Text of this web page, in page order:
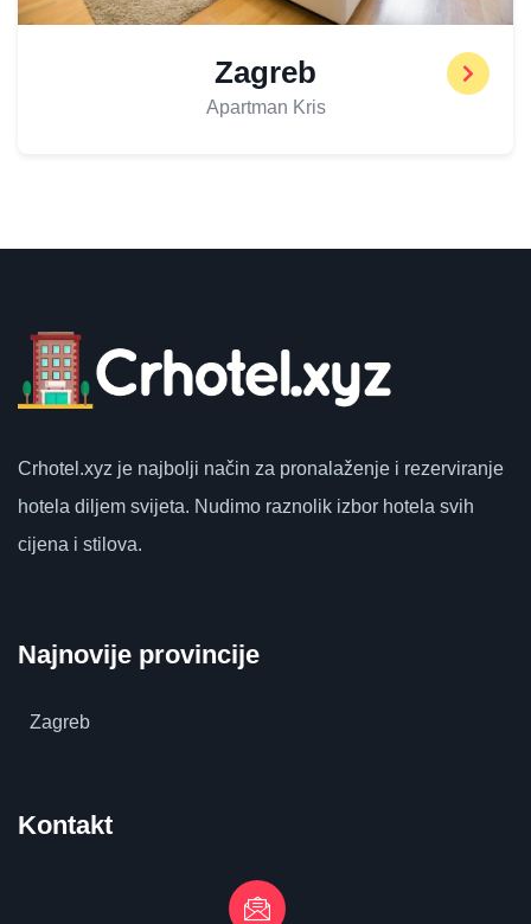
Zagreb
Apartman Kris
Crhotel.xyz je najbolji način za pronalaženje i rezerviranje
hotela diljem svijeta. Nudimo raznolik izbor hotela svih
cijena i stilova.
Najnovije provincije
Zagreb
Kontakt